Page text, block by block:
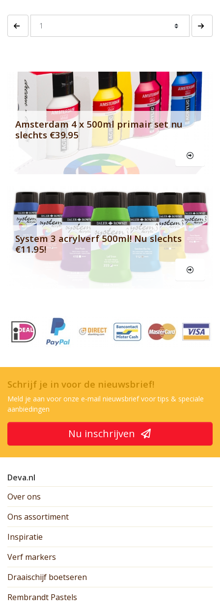
Vorige pagina
Banner row 2
Amsterdam 4 x 500ml primair set nu
slechts €39.95
System 3 acrylverf 500ml! Nu slechts
€11.95!
Schrijf je in voor de nieuwsbrief!
Meld je aan voor onze e-mail nieuwsbrief voor tips & speciale
aanbiedingen
Nu inschrijven
Deva.nl
Over ons
Ons assortiment
Inspiratie
Verf markers
Draaischijf boetseren
Rembrandt Pastels